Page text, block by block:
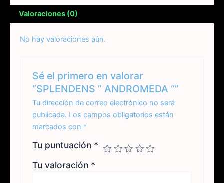
Valoraciones (0)
No hay valoraciones aún.
Sé el primero en valorar
“SPLENDENS ” ANDROMEDA “”
Tu dirección de correo electrónico no será
publicada. Los campos obligatorios están
marcados con *
Tu puntuación *
Tu valoración *